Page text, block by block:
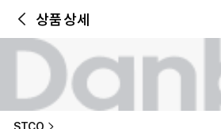
앱 첫 구매 시 10% 쿠폰 + 무료 교환/배송
상품 상세
STCO